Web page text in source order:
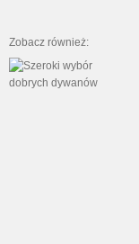
Zobacz również: